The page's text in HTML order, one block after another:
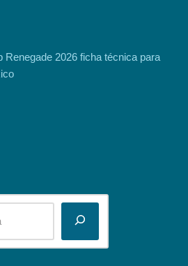
Renegade 2026 ficha técnica para